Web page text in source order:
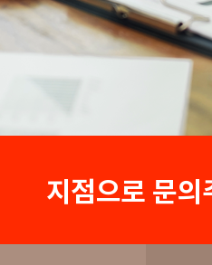
지점으로 문